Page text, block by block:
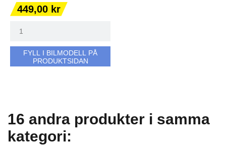
Pris
449,00 kr
FYLL I BILMODELL PÅ
PRODUKTSIDAN
16 andra produkter i samma
kategori: